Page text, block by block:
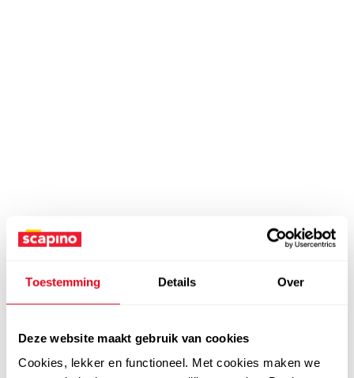
Toestemming Details Over
Deze website maakt gebruik van cookies
Cookies, lekker en functioneel. Met cookies maken we